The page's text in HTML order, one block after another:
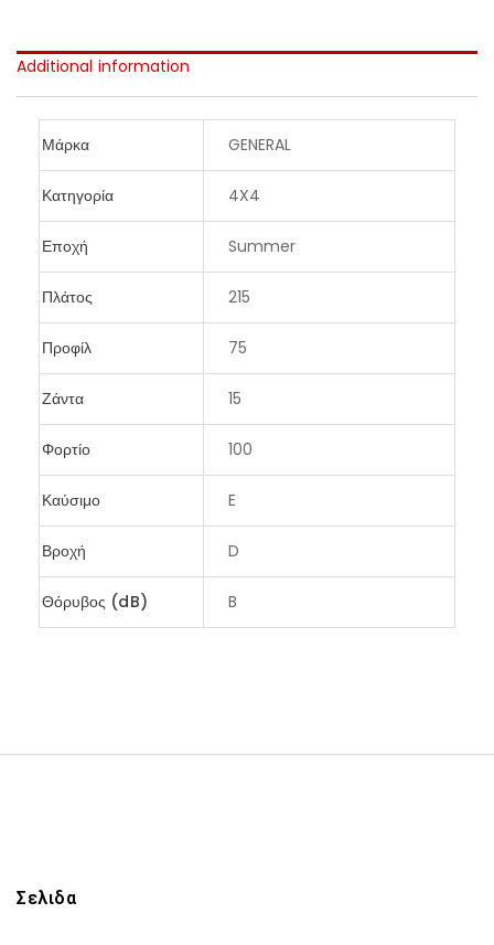
Additional information
Μάρκα GENERAL
Κατηγορία 4X4
Εποχή Summer
Πλάτος 215
Προφίλ 75
Ζάντα 15
Φορτίο 100
Καύσιμο E
Βροχή D
Θόρυβος (dB) B
Σελιδα